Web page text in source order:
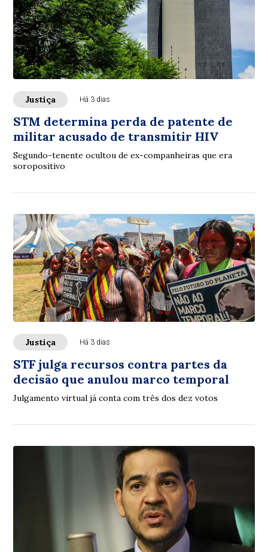
Justiça Há 3 dias
STM determina perda de patente de
militar acusado de transmitir HIV
Segundo-tenente ocultou de ex-companheiras que era
soropositivo
Justiça Há 3 dias
STF julga recursos contra partes da
decisão que anulou marco temporal
Julgamento virtual já conta com três dos dez votos